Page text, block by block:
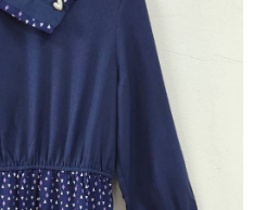
，即可完成結帳。
知簡訊。
此簡訊中的連結，可透過四大超商／
，方視為交易完成。
繳費，但若您需要取消訂單，請聯絡
訂單仍視為有效，需透過AFTEE先享
」之結帳頁面顯示為準，若有關於
相關疑問，請聯繫「AFTEE先享後付
support/home
)免運費
)免運費